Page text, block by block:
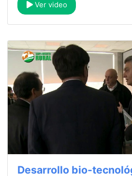
Ver video
Desarrollo bio-